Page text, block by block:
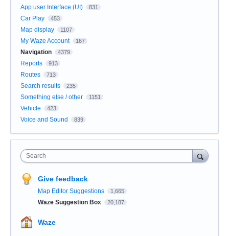
App user Interface (UI) 831
Car Play 453
Map display 1107
My Waze Account 167
Navigation 4379
Reports 913
Routes 713
Search results 235
Something else / other 1151
Vehicle 423
Voice and Sound 839
Search
Give feedback
Map Editor Suggestions 1,665
Waze Suggestion Box 20,187
Waze